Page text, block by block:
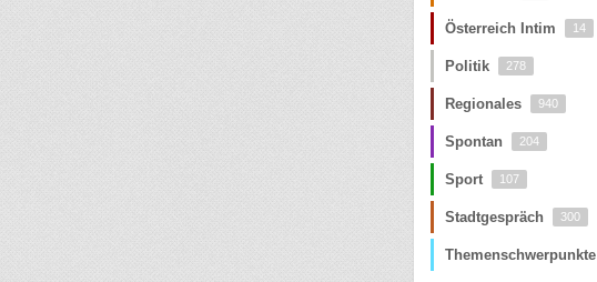
Österreich Intim 14
Politik 278
Regionales 940
Spontan 204
Sport 107
Stadtgespräch 300
Themenschwerpunkte